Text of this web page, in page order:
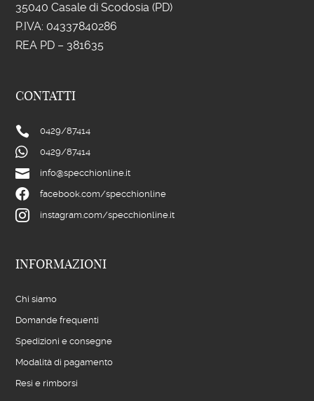
35040 Casale di Scodosia (PD)
P.IVA: 04337840286
REA PD – 381635
CONTATTI
 0429/87414
 0429/87414
 info@specchionline.it
 facebook.com/specchionline
 instagram.com/specchionline.it
INFORMAZIONI
Chi siamo
Domande frequenti
Spedizioni e consegne
Modalità di pagamento
Resi e rimborsi